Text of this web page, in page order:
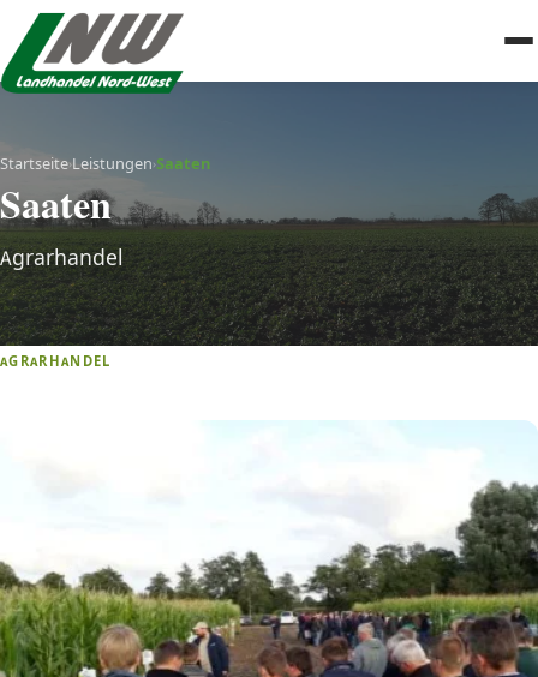
Startseite›Leistungen›Saaten
Saaten
Agrarhandel
AGRARHANDEL